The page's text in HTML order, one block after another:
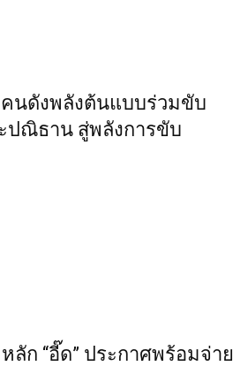
าคนดังพลังต้นแบบร่วมขับ
ปณิธาน สู่พลังการขับ
ก “อี๊ด” ประกาศพร้อมจ่าย